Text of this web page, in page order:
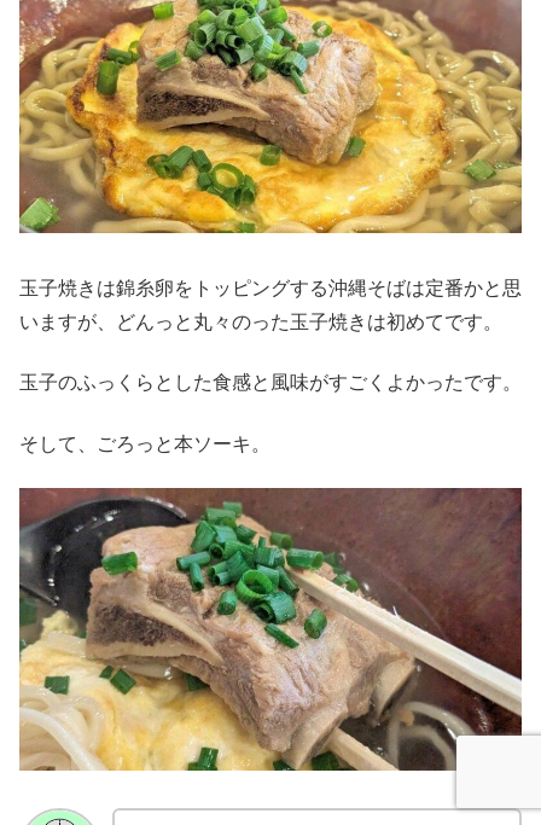
玉子焼きは錦糸卵をトッピングする沖縄そばは定番かと思
いますが、どんっと丸々のった玉子焼きは初めてです。
玉子のふっくらとした食感と風味がすごくよかったです。
そして、ごろっと本ソーキ。